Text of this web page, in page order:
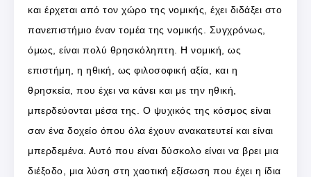
και έρχεται από τον χώρο της νομικής, έχει διδάξει στο
πανεπιστήμιο έναν τομέα της νομικής. Συγχρόνως,
όμως, είναι πολύ θρησκόληπτη. Η νομική, ως
επιστήμη, η ηθική, ως φιλοσοφική αξία, και η
θρησκεία, που έχει να κάνει και με την ηθική,
μπερδεύονται μέσα της. Ο ψυχικός της κόσμος είναι
σαν ένα δοχείο όπου όλα έχουν ανακατευτεί και είναι
μπερδεμένα. Αυτό που είναι δύσκολο είναι να βρει μια
διέξοδο, μια λύση στη χαοτική εξίσωση που έχει η ίδια